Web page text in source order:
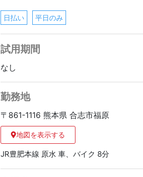
日払い 平日のみ
試用期間
なし
勤務地
〒861-1116 熊本県 合志市福原
地図を表示する
JR豊肥本線 原水 車、バイク 8分